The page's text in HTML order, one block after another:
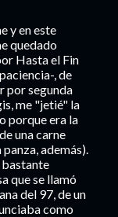
y en este
quedado
Hasta el Fin
, de
por segunda
me "jetié" la
porque era la
una carne
además).
bastante
que se llamó
del 97, de un
como